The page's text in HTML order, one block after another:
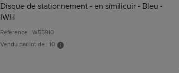
Disque de stationnement - en similicuir - Bleu -
IWH
Référence : W55910
Vendu par lot de : 10